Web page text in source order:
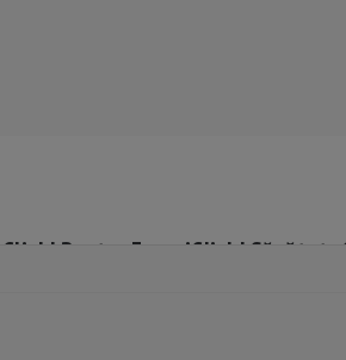
Click! Pentru FemeiClick! Sănătate